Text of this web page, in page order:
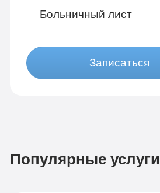
Больничный лист
Записаться
4-х местная комната
Популярные услуги